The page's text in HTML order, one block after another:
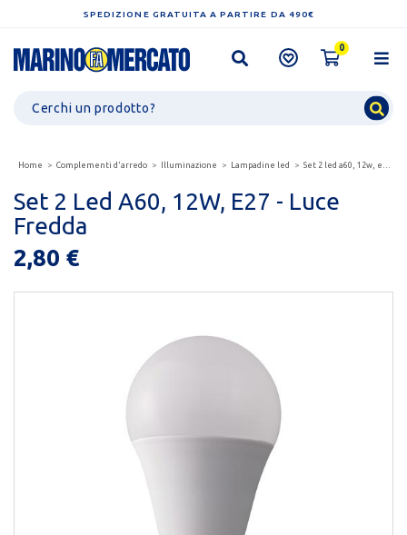
SPEDIZIONE GRATUITA A PARTIRE DA 490€
0
Home Complementi d'arredo Illuminazione Lampadine led Set 2 led a60, 12w, e27 - luce fredda
Set 2 Led A60, 12W, E27 - Luce
Fredda
2,80 €